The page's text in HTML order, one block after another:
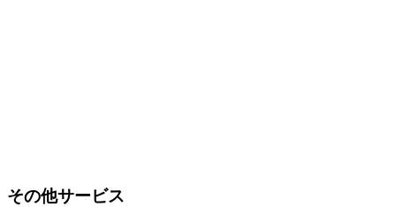
その他サービス